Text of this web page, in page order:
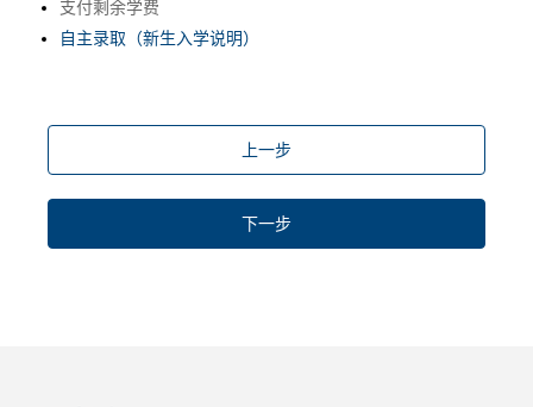
支付剩余学费
自主录取（新生入学说明）
上一步
下一步